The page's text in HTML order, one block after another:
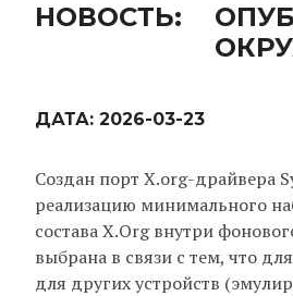
НОВОСТЬ:
ДАТА: 2026-03-23
Создан порт X.org-драйвера
реализацию минимального
состава X.Org внутри
выбрана в связи с тем, что
для других устройств